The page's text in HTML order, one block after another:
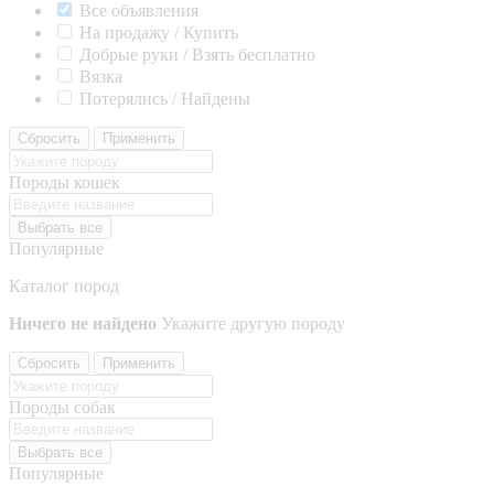
Все объявления
На продажу / Купить
Добрые руки / Взять бесплатно
Вязка
Потерялись / Найдены
Сбросить Применить
Породы кошек
Выбрать все
Популярные
Каталог пород
Ничего не найдено Укажите другую породу
Сбросить Применить
Породы собак
Выбрать все
Популярные